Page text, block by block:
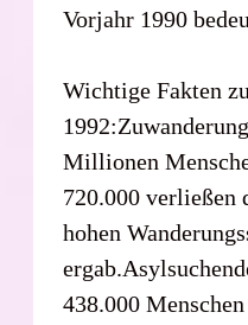
Vorjahr 1990
Wichtige Fakten zu
Millionen
720.000 verließen
hohen
438.000